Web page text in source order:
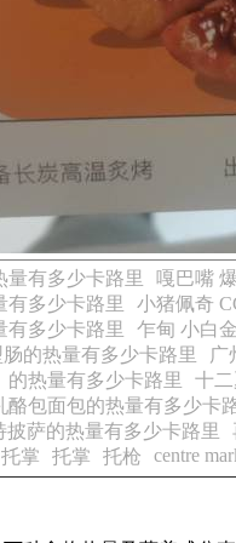
量有多少卡路里
嘎巴嘴
有多少卡路里
小猪佩奇
有多少卡路里
乍甸 小白
的热量有多少卡路里
广
的热量有多少卡路里
十
酪包面包的热量有多少卡
披萨的热量有多少卡路里
托掌 托掌 托枪 centre